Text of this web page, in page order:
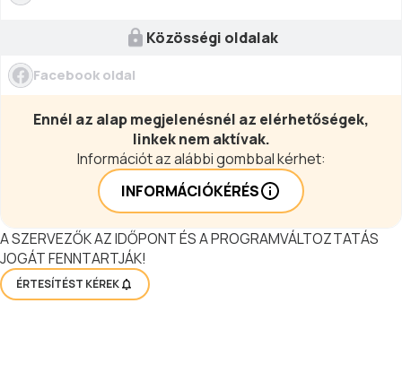
Közösségi oldalak
Facebook oldal
Ennél az alap megjelenésnél az elérhetőségek,
linkek nem aktívak.
Információt az alábbi gombbal kérhet:
INFORMÁCIÓKÉRÉS
A SZERVEZŐK AZ IDŐPONT ÉS A PROGRAMVÁLTOZTATÁS
JOGÁT FENNTARTJÁK!
ÉRTESÍTÉST KÉREK